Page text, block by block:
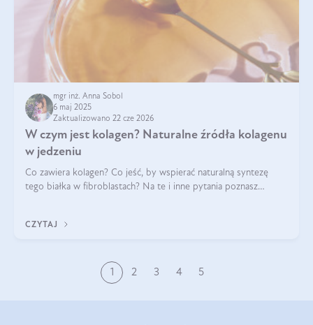
mgr inż. Anna Sobol
6 maj 2025
Zaktualizowano 22 cze 2026
W czym jest kolagen? Naturalne źródła kolagenu
w jedzeniu
Co zawiera kolagen? Co jeść, by wspierać naturalną syntezę
tego białka w fibroblastach? Na te i inne pytania poznasz
CZYTAJ
1 2 3 4 5